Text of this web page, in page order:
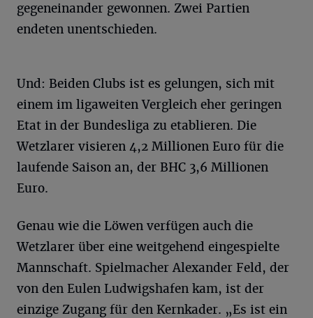
gegeneinander gewonnen. Zwei Partien
endeten unentschieden.
Und: Beiden Clubs ist es gelungen, sich mit
einem im ligaweiten Vergleich eher geringen
Etat in der Bundesliga zu etablieren. Die
Wetzlarer visieren 4,2 Millionen Euro für die
laufende Saison an, der BHC 3,6 Millionen
Euro.
Genau wie die Löwen verfügen auch die
Wetzlarer über eine weitgehend eingespielte
Mannschaft. Spielmacher Alexander Feld, der
von den Eulen Ludwigshafen kam, ist der
einzige Zugang für den Kernkader. „Es ist ein